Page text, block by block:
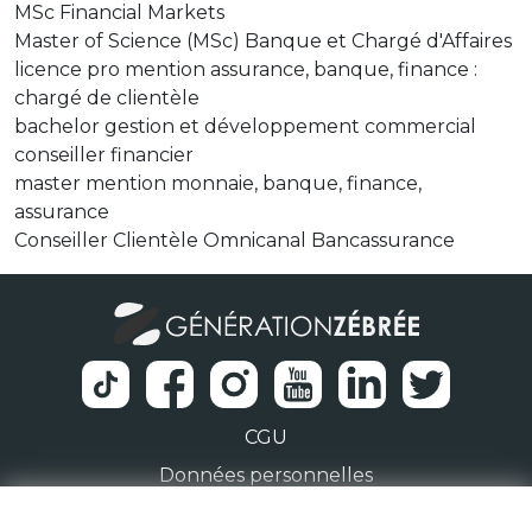
MSc Financial Markets
Master of Science (MSc) Banque et Chargé d'Affaires
licence pro mention assurance, banque, finance :
chargé de clientèle
bachelor gestion et développement commercial
conseiller financier
master mention monnaie, banque, finance,
assurance
Conseiller Clientèle Omnicanal Bancassurance
CGU
Données personnelles